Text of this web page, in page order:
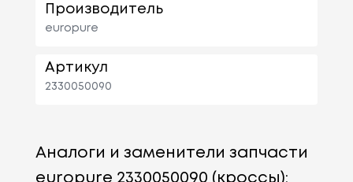
Производитель
europure
Артикул
2330050090
Аналоги и заменители запчасти
europure 2330050090 (кроссы):